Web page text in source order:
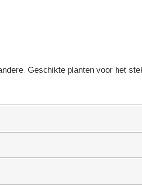
Geschikte planten voor het